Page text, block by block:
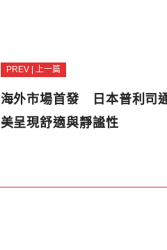
PREV | 上一篇
海外市場首發 日本普利司
美呈現舒適與靜謐性